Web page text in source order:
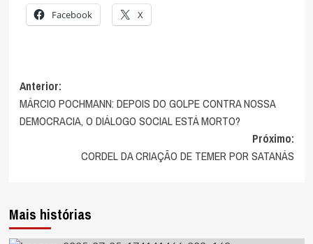
Facebook X
Navegação
de
artigos
Anterior:
MÁRCIO POCHMANN: DEPOIS DO GOLPE CONTRA NOSSA
DEMOCRACIA, O DIÁLOGO SOCIAL ESTÁ MORTO?
Próximo:
CORDEL DA CRIAÇÃO DE TEMER POR SATANÁS
Mais histórias